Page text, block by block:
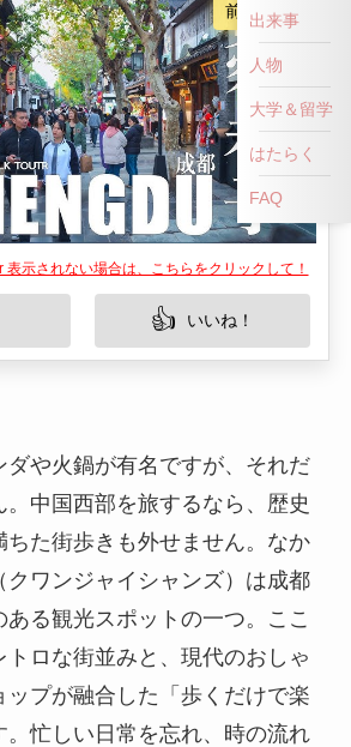
前へ戻る
示されない場合は、こちらをクリックして！
👍 いいね！
ダや火鍋が有名ですが、それだ
中国西部を旅するなら、歴史
ちた街歩きも外せません。なか
クワンジャイシャンズ）は成都
る観光スポットの一つ。ここ
トロな街並みと、現代のおしゃ
ップが融合した「歩くだけで楽
。忙しい日常を忘れ、時の流れ
出来事
人物
大学＆留学
はたらく
FAQ